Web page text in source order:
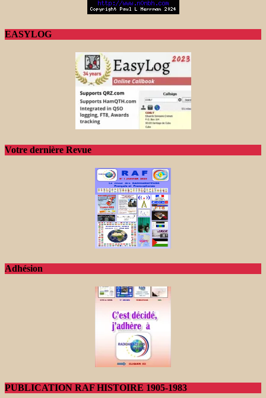
EASYLOG
Votre dernière Revue
Adhésion
PUBLICATION RAF HISTOIRE 1905-1983